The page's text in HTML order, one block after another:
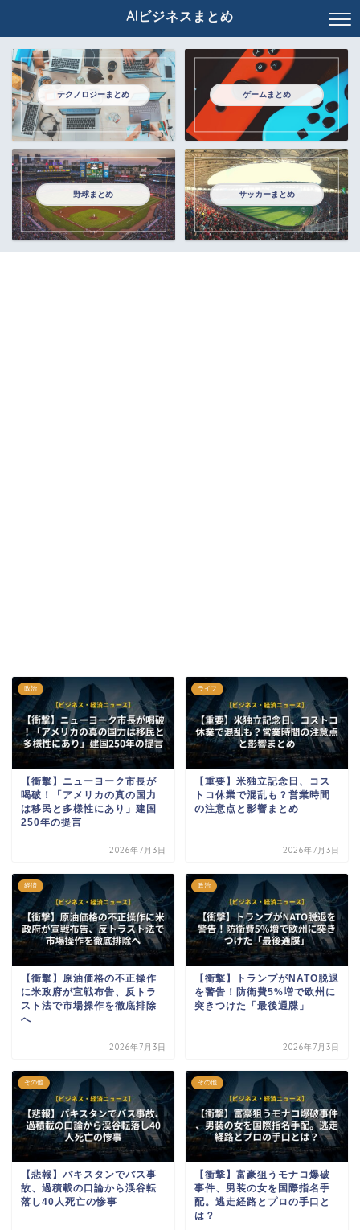
AIビジネスまとめ
テクノロジーまとめ ゲームまとめ
野球まとめ サッカーまとめ
政治
【衝撃】ニューヨーク市長が
喝破！「アメリカの真の国力
は移民と多様性にあり」建国
250年の提言
2026年7月3日
ライフ
【重要】米独立記念日、コス
トコ休業で混乱も？営業時間
の注意点と影響まとめ
2026年7月3日
経済
【衝撃】原油価格の不正操作
に米政府が宣戦布告、反トラ
スト法で市場操作を徹底排除
へ
2026年7月3日
政治
【衝撃】トランプがNATO脱退
を警告！防衛費5%増で欧州に
突きつけた「最後通牒」
2026年7月3日
その他
【悲報】パキスタンでバス事
故、過積載の口論から渓谷転
落し40人死亡の惨事
その他
【衝撃】富豪狙うモナコ爆破
事件、男装の女を国際指名手
配。逃走経路とプロの手口と
は？